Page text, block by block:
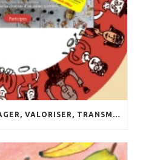
LE GRAND REPAS : PARTAGER, VALORISER, TRANSMETTRE